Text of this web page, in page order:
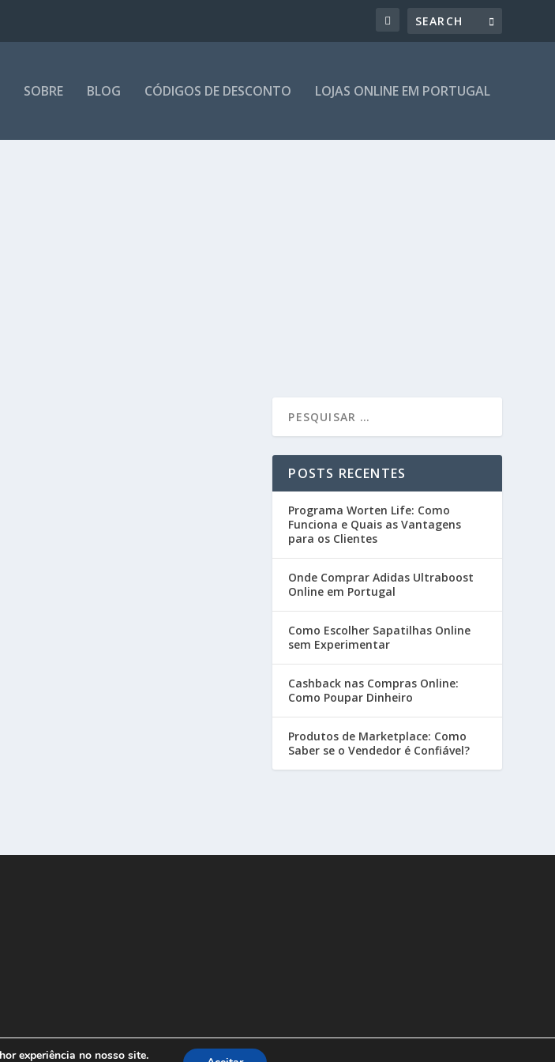
SOBRE BLOG CÓDIGOS DE DESCONTO LOJAS ONLINE EM PORTUGAL
POSTS RECENTES
Programa Worten Life: Como
Funciona e Quais as Vantagens
para os Clientes
Onde Comprar Adidas Ultraboost
Online em Portugal
Como Escolher Sapatilhas Online
sem Experimentar
Cashback nas Compras Online:
Como Poupar Dinheiro
Produtos de Marketplace: Como
Saber se o Vendedor é Confiável?
experiência no nosso site.